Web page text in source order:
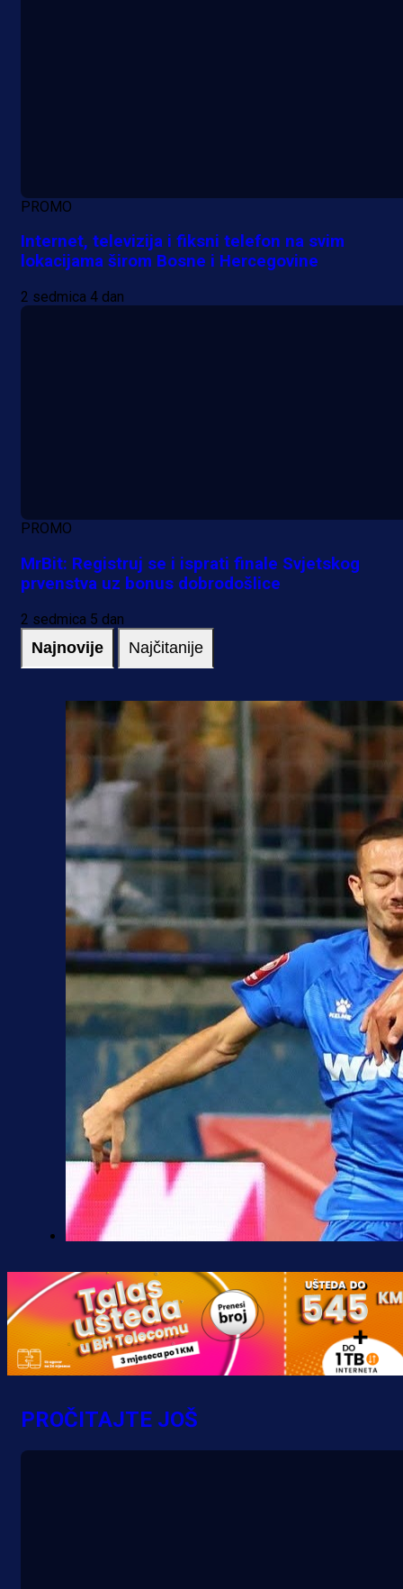
PROMO
Internet, televizija i fiksni telefon na svim
lokacijama širom Bosne i Hercegovine
2 sedmica 4 dan
PROMO
MrBit: Registruj se i isprati finale Svjetskog
prvenstva uz bonus dobrodošlice
2 sedmica 5 dan
Najnovije Najčitanije
Željo uprkos svim problemima
krenuo pobjedom: Plavi slavili na
Grbavici!
PROČITAJTE JOŠ